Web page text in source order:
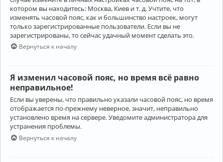
котором вы находитесь: Москва, Киев и т. д. Учтите, что
изменять часовой пояс, как и большинство настроек, могут
только зарегистрированные пользователи. Если вы не
зарегистрированы, то сейчас удачный момент сделать это.
Вернуться к началу
Я изменил часовой пояс, но время всё равно
неправильное!
Если вы уверены, что правильно указали часовой пояс, но время
отображается по-прежнему неверное, значит, неправильно
установлено время на сервере. Уведомите администратора для
устранения проблемы.
Вернуться к началу